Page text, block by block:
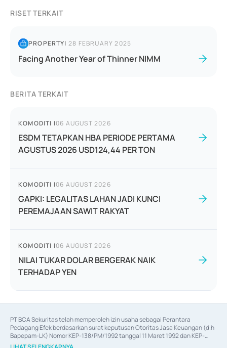
RISET TERKAIT
PROPERTY|28 FEBRUARY 2025
Facing Another Year of Thinner NIMM
BERITA TERKAIT
KOMODITI |06 AUGUST 2026
ESDM TETAPKAN HBA PERIODE PERTAMA
AGUSTUS 2026 USD124,44 PER TON
KOMODITI |06 AUGUST 2026
GAPKI: LEGALITAS LAHAN JADI KUNCI
PEREMAJAAN SAWIT RAKYAT
KOMODITI |06 AUGUST 2026
NILAI TUKAR DOLAR BERGERAK NAIK
TERHADAP YEN
PT BCA Sekuritas telah memperoleh izin usaha sebagai Perantara
Pedagang Efek berdasarkan surat keputusan Otoritas Jasa Keuangan (d.h
Bapepam-LK) Nomor KEP-138/PM/1992 tanggal 11 Maret 1992 dan KEP-
06/D.04/2014 tanggal 28 Februari 2014, izin usaha sebagai Penjamin Emisi